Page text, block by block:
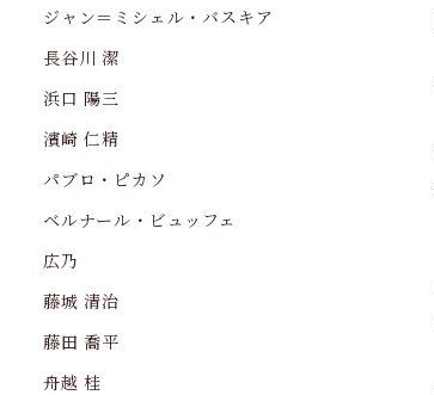
ジャン＝ミシェル・バスキア
長谷川 潔
浜口 陽三
濱崎 仁精
パブロ・ピカソ
ベルナール・ビュッフェ
広乃
藤城 清治
藤田 喬平
舟越 桂